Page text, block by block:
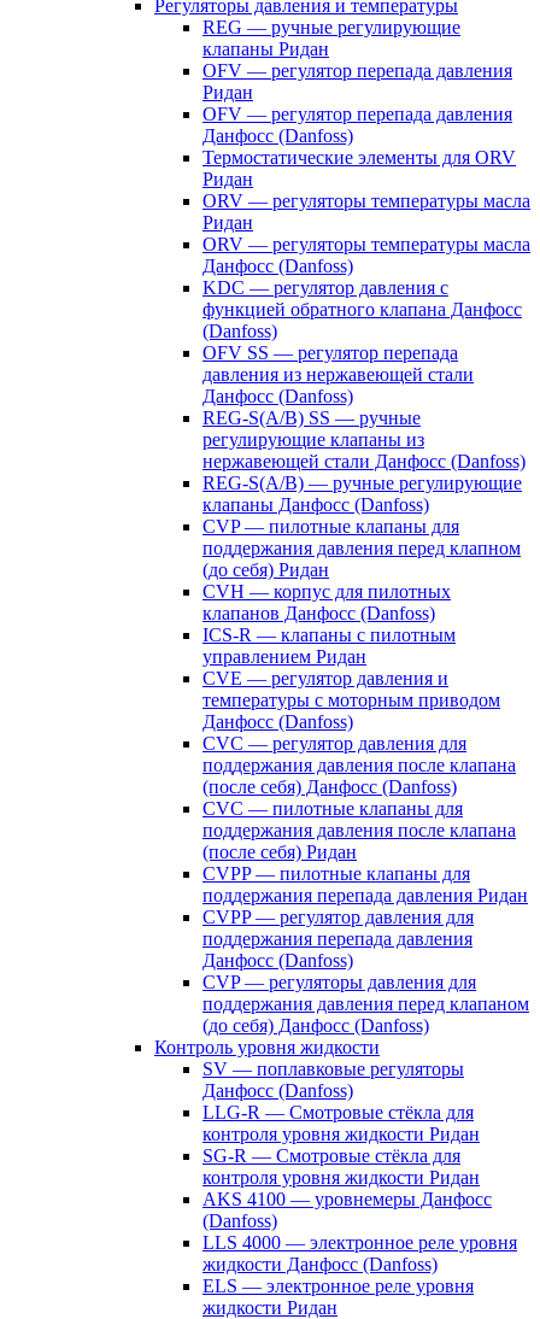
Регуляторы давления и температуры
REG — ручные регулирующие
клапаны Ридан
OFV — регулятор перепада давления
Ридан
OFV — регулятор перепада давления
Данфосс (Danfoss)
Термостатические элементы для ORV
Ридан
ORV — регуляторы температуры масла
Ридан
ORV — регуляторы температуры масла
Данфосс (Danfoss)
KDC — регулятор давления с
функцией обратного клапана Данфосс
(Danfoss)
OFV SS — регулятор перепада
давления из нержавеющей стали
Данфосс (Danfoss)
REG-S(A/B) SS — ручные
регулирующие клапаны из
нержавеющей стали Данфосс (Danfoss)
REG-S(A/B) — ручные регулирующие
клапаны Данфосс (Danfoss)
CVP — пилотные клапаны для
поддержания давления перед клапном
(до себя) Ридан
CVH — корпус для пилотных
клапанов Данфосс (Danfoss)
ICS-R — клапаны с пилотным
управлением Ридан
CVE — регулятор давления и
температуры с моторным приводом
Данфосс (Danfoss)
CVС — регулятор давления для
поддержания давления после клапана
(после себя) Данфосс (Danfoss)
CVС — пилотные клапаны для
поддержания давления после клапана
(после себя) Ридан
CVPP — пилотные клапаны для
поддержания перепада давления Ридан
CVPP — регулятор давления для
поддержания перепада давления
Данфосс (Danfoss)
CVP — регуляторы давления для
поддержания давления перед клапаном
(до себя) Данфосс (Danfoss)
Контроль уровня жидкости
SV — поплавковые регуляторы
Данфосс (Danfoss)
LLG-R — Смотровые стёкла для
контроля уровня жидкости Ридан
SG-R — Смотровые стёкла для
контроля уровня жидкости Ридан
AKS 4100 — уровнемеры Данфосс
(Danfoss)
LLS 4000 — электронное реле уровня
жидкости Данфосс (Danfoss)
ELS — электронное реле уровня
жидкости Ридан